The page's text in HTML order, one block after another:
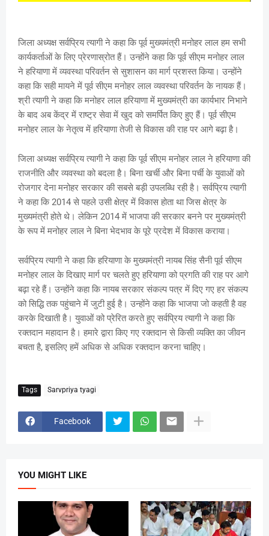
जिला अध्यक्ष सर्वप्रिय त्यागी ने कहा कि पूर्व मुख्यमंत्री मनोहर लाल हम सभी
कार्यकर्ताओं के लिए प्रेरणास्रोत हैं। उन्होंने कहा कि पूर्व सीएम मनोहर लाल
ने हरियाणा में व्यवस्था परिवर्तन से सुशासन का मार्ग प्रशस्त किया। उन्होंने
कहा कि सही मायने में पूर्व सीएम मनोहर लाल व्यवस्था परिवर्तन के नायक हैं।
श्री त्यागी ने कहा कि मनोहर लाल हरियाणा में मुख्यमंत्री का कार्यभार निभाने
के बाद अब केंद्र में राष्ट्र सेवा में खुद को समर्पित किए हुए हैं। पूर्व सीएम
मनोहर लाल के नेतृत्व में हरियाणा तेजी से विकास की राह पर आगे बढ़ा है।
जिला अध्यक्ष सर्वप्रिय त्यागी ने कहा कि पूर्व सीएम मनोहर लाल ने हरियाणा की
राजनीति और व्यवस्था को बदला है। बिना खर्ची और बिना पर्ची के युवाओं को
रोजगार देना मनोहर सरकार की सबसे बड़ी उपलब्धि रही है। सर्वप्रिय त्यागी
ने कहा कि 2014 से पहले उसी क्षेत्र में विकास होता था जिस क्षेत्र के
मुख्यमंत्री होते थे। लेकिन 2014 में भाजपा की सरकार बनने पर मुख्यमंत्री
के रूप में मनोहर लाल ने बिना भेदभाव के पूरे प्रदेश में विकास कराया।
सर्वप्रिय त्यागी ने कहा कि हरियाणा के मुख्यमंत्री नायब सिंह सैनी पूर्व सीएम
मनोहर लाल के दिखाए मार्ग पर चलते हुए हरियाणा को प्रगति की राह पर आगे
बढ़ा रहे हैं। उन्होंने कहा कि नायब सरकार संकल्प पत्र में दिए गए हर संकल्प
को सिद्धि तक पहुंचाने में जुटी हुई है। उन्होंने कहा कि भाजपा जो कहती है वह
करके दिखाती है। युवाओं को प्रेरित करते हुए सर्वप्रिय त्यागी ने कहा कि
रक्तदान महादान है। हमारे द्वारा किए गए रक्तदान से किसी व्यक्ति का जीवन
बचता है, इसलिए हमें अधिक से अधिक रक्तदान करना चाहिए।
Tags Sarvpriya tyagi
Facebook
YOU MIGHT LIKE